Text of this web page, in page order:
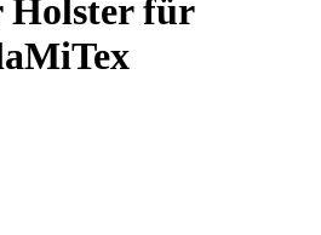
Holster für